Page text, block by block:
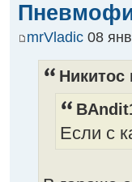
mrVladic 08
Никитос
Если с